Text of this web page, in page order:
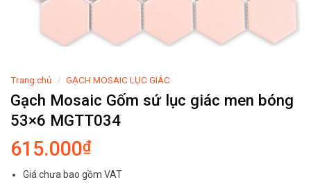
Trang chủ / GẠCH MOSAIC LỤC GIÁC
Gạch Mosaic Gốm sứ lục giác men bóng
53×6 MGTT034
615.000₫
Giá chưa bao gồm VAT